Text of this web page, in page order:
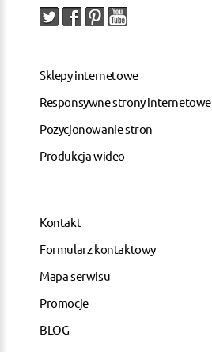
Sklepy internetowe
Responsywne strony internetowe
Pozycjonowanie stron
Produkcja wideo
Kontakt
Formularz kontaktowy
Mapa serwisu
Promocje
BLOG